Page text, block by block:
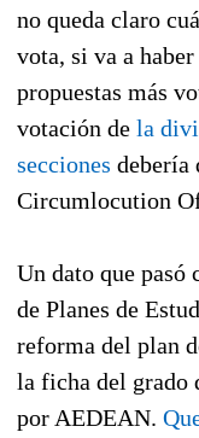
no queda claro
vota, si va a
propuestas más
votación de la
secciones debería
Circumlocution
Un dato que pasó
de Planes de
reforma del plan
la ficha del grado
por AEDEAN.